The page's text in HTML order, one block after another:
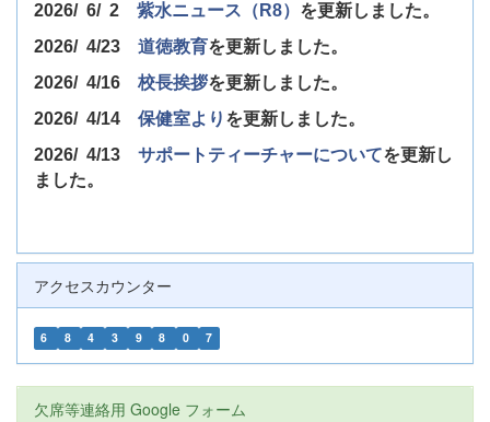
2026/ 6/ 2 紫水ニュース（R8） を更新しました。
2026/ 4/23 道徳教育を更新しました。
2026/ 4/16 校長挨拶を更新しました。
2026/ 4/14 保健室より を更新しました。
2026/ 4/13 サポートティーチャーについてを更新し
ました。
アクセスカウンター
6 8 4 3 9 8 0 7
欠席等連絡用 Google フォーム